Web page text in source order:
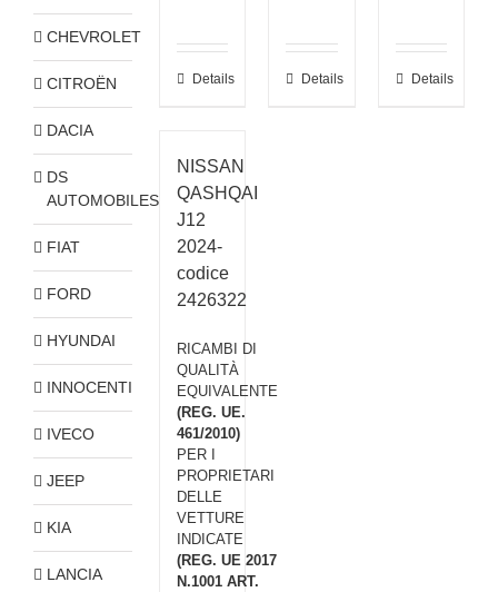
Details Details Details
NISSAN
QASHQAI
J12
2024-
codice
2426322
RICAMBI DI
QUALITÀ
EQUIVALENTE
(REG. UE.
461/2010)
PER I
PROPRIETARI
DELLE
VETTURE
INDICATE
(REG. UE 2017
N.1001 ART.
CHEVROLET
CITROËN
DACIA
DS
AUTOMOBILES
FIAT
FORD
HYUNDAI
INNOCENTI
IVECO
JEEP
KIA
LANCIA